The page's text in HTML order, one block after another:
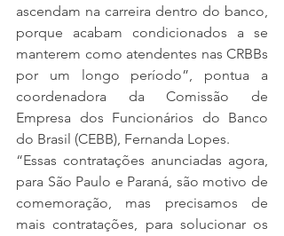
ascendam na carreira dentro do banco,
porque acabam condicionados a se
manterem como atendentes nas CRBBs
por um longo período”, pontua a
coordenadora da Comissão de
Empresa dos Funcionários do Banco
do Brasil (CEBB), Fernanda Lopes.
“Essas contratações anunciadas agora,
para São Paulo e Paraná, são motivo de
comemoração, mas precisamos de
mais contratações, para solucionar os